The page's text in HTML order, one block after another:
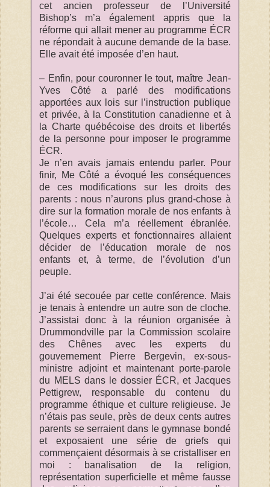
cet ancien professeur de l’Université
Bishop’s m’a également appris que la
réforme qui allait mener au programme ÉCR
ne répondait à aucune demande de la base.
Elle avait été imposée d’en haut.
– Enfin, pour couronner le tout, maître Jean-
Yves Côté a parlé des modifications
apportées aux lois sur l’instruction publique
et privée, à la Constitution canadienne et à
la Charte québécoise des droits et libertés
de la personne pour imposer le programme
ÉCR.
Je n’en avais jamais entendu parler. Pour
finir, Me Côté a évoqué les conséquences
de ces modifications sur les droits des
parents : nous n’aurons plus grand-chose à
dire sur la formation morale de nos enfants à
l’école… Cela m’a réellement ébranlée.
Quelques experts et fonctionnaires allaient
décider de l’éducation morale de nos
enfants et, à terme, de l’évolution d’un
peuple.
J’ai été secouée par cette conférence. Mais
je tenais à entendre un autre son de cloche.
J’assistai donc à la réunion organisée à
Drummondville par la Commission scolaire
des Chênes avec les experts du
gouvernement Pierre Bergevin, ex-sous-
ministre adjoint et maintenant porte-parole
du MELS dans le dossier ÉCR, et Jacques
Pettigrew, responsable du contenu du
programme éthique et culture religieuse. Je
n’étais pas seule, près de deux cents autres
parents se serraient dans le gymnase bondé
et exposaient une série de griefs qui
commençaient désormais à se cristalliser en
moi : banalisation de la religion,
représentation superficielle et même fausse